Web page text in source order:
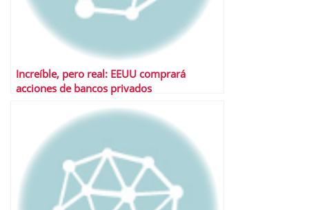
Increíble, pero real: EEUU comprará
acciones de bancos privados